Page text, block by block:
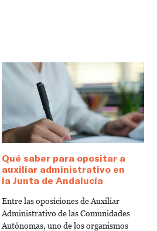
Qué saber para opositar a
auxiliar administrativo en
la Junta de Andalucía
Entre las oposiciones de Auxiliar
Administrativo de las Comunidades
Autónomas, uno de los organismos